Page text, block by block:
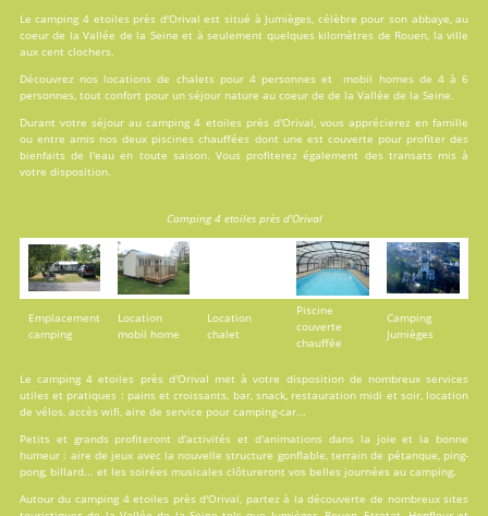
Le camping 4 etoiles près d'Orival est situé à Jumièges, célèbre pour son abbaye, au
coeur de la Vallée de la Seine et à seulement quelques kilomètres de Rouen, la ville
aux cent clochers.
Découvrez nos locations de chaletspour 4 personnes et mobil homesde 4 à 6
personnes, tout confort pour un séjour nature au coeur de de la Vallée de la Seine.
Durant votre séjour au camping 4 etoiles près d'Orival, vous apprécierez en famille
ou entre amis nos deux piscines chauffées dont une est couverte pour profiter des
bienfaits de l'eau en toute saison. Vous profiterez également des transats mis à
votre disposition.
Camping 4 etoiles près d'Orival
Emplacement
camping
Location
mobil home
Location
chalet
Piscine
couverte
chauffée
Camping
Jumièges
Le camping 4 etoiles près d'Orival met à votre disposition de nombreuxservices
utiles et pratiques : pains et croissants, bar, snack, restauration midi et soir, location
de vélos, accès wifi, aire de service pour camping-car...
Petits et grands profiteront d'activités et d'animations dans la joie et la bonne
humeur : aire de jeux avec la nouvelle structure gonflable, terrain de pétanque, ping-
pong, billard... et les soirées musicales clôtureront vos belles journées au camping.
Autour du camping 4 etoiles près d'Orival, partez à la découverte de nombreux sites